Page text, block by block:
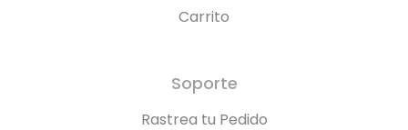
Carrito
Soporte
Rastrea tu Pedido